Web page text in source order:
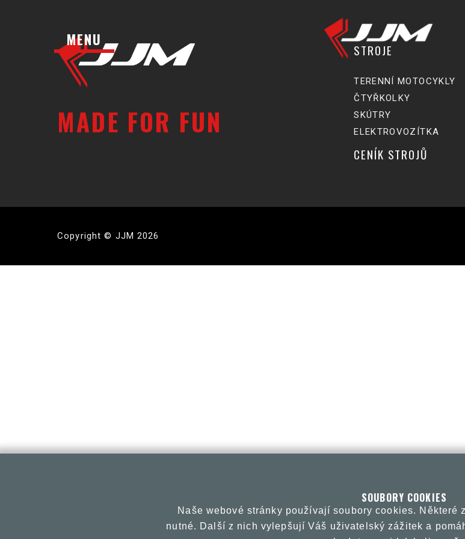
MENU
MADE FOR FUN
STROJE
TERENNÍ MOTOCYKLY
ČTYŘKOLKY
SKÚTRY
ELEKTROVOZÍTKA
CENÍK STROJŮ
Copyright © JJM 2026
SOUBORY COOKIES
Naše webové stránky používají soubory cookies. Některé
nutné. Další z nich vylepšují Váš uživatelský zážitek a